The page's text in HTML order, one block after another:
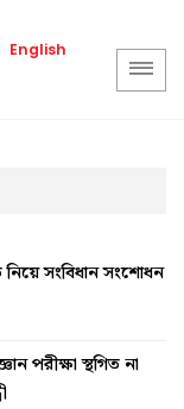
English
সংবিধান সংশোধন
পরীক্ষা স্থগিত না